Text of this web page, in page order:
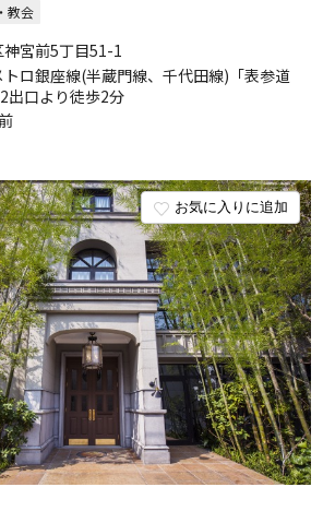
お気に入りに追加
教会
神宮前5丁目51-1
トロ銀座線(半蔵門線、千代田線)「表参道
出口より徒歩2分